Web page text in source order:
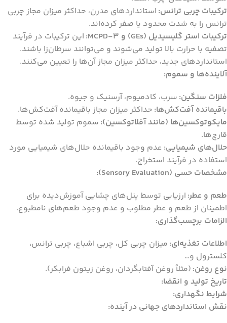
ترکیبات چربی ترانس: استانداردهای مدرن، حداکثر میزان مجاز چربی
ترانس را به شدت محدود یا صفر کرده‌اند.
ترکیبات استر گلیسیدیل (GEs) و 3-MCPD:
این ترکیبات در فرآیند
تصفیه با حرارت بالا تولید می‌شوند و می‌توانند سرطان‌زا باشند.
استانداردهای جدید، حداکثر میزان مجاز آن‌ها را تعیین می‌کنند.
آلاینده‌ها و سموم:
فلزات سنگین: سرب، کادمیوم، آرسنیک و جیوه.
باقیمانده آفت‌کش‌ها: حداکثر میزان مجاز باقیمانده آفت‌کش‌ها.
مایکوتوکسین‌ها (مانند آفلاتوکسین): سموم تولید شده توسط
قارچ‌ها.
حلال‌های شیمیایی: عدم وجود باقیمانده حلال‌های شیمیایی مورد
استفاده در فرآیند استخراج.
مشخصات حسی (Sensory Evaluation):
طعم و عطر: ارزیابی توسط پنل‌های چشایی آموزش‌دیده برای
اطمینان از طعم و عطر مطلوب و عدم وجود طعم‌های نامطبوع.
الزامات برچسب‌گذاری:
اطلاعات تغذیه‌ای: میزان چربی کل، چربی اشباع، چربی ترانس،
کلسترول و…
نوع روغن: (مثلاً روغن آفتابگردان، روغن زیتون فرابکر).
تاریخ تولید و انقضا:
شرایط نگهداری:
نقش استانداردهای جهانی در آینده: